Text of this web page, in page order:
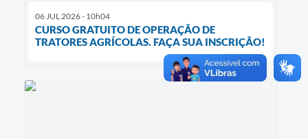
06 JUL 2026 - 10h04
CURSO GRATUITO DE OPERAÇÃO DE
TRATORES AGRÍCOLAS. FAÇA SUA INSCRIÇÃO!